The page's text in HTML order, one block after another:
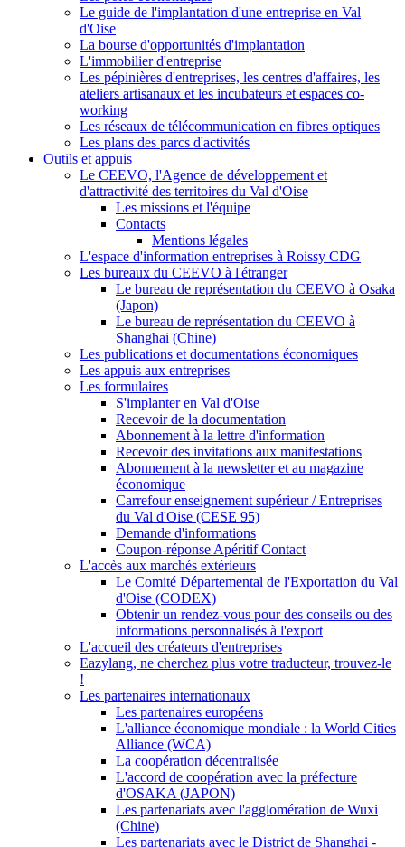
Le guide de l'implantation d'une entreprise en Val
d'Oise
La bourse d'opportunités d'implantation
L'immobilier d'entreprise
Les pépinières d'entreprises, les centres d'affaires, les
ateliers artisanaux et les incubateurs et espaces co-
working
Les réseaux de télécommunication en fibres optiques
Les plans des parcs d'activités
Outils et appuis
Le CEEVO, l'Agence de développement et
d'attractivité des territoires du Val d'Oise
Les missions et l'équipe
Contacts
Mentions légales
L'espace d'information entreprises à Roissy CDG
Les bureaux du CEEVO à l'étranger
Le bureau de représentation du CEEVO à Osaka
(Japon)
Le bureau de représentation du CEEVO à
Shanghai (Chine)
Les publications et documentations économiques
Les appuis aux entreprises
Les formulaires
S'implanter en Val d'Oise
Recevoir de la documentation
Abonnement à la lettre d'information
Recevoir des invitations aux manifestations
Abonnement à la newsletter et au magazine
économique
Carrefour enseignement supérieur / Entreprises
du Val d'Oise (CESE 95)
Demande d'informations
Coupon-réponse Apéritif Contact
L'accès aux marchés extérieurs
Le Comité Départemental de l'Exportation du Val
d'Oise (CODEX)
Obtenir un rendez-vous pour des conseils ou des
informations personnalisés à l'export
L'accueil des créateurs d'entreprises
Eazylang, ne cherchez plus votre traducteur, trouvez-le
!
Les partenaires internationaux
Les partenaires européens
L'alliance économique mondiale : la World Cities
Alliance (WCA)
La coopération décentralisée
L'accord de coopération avec la préfecture
d'OSAKA (JAPON)
Les partenariats avec l'agglomération de Wuxi
(Chine)
Les partenariats avec le District de Shanghai -